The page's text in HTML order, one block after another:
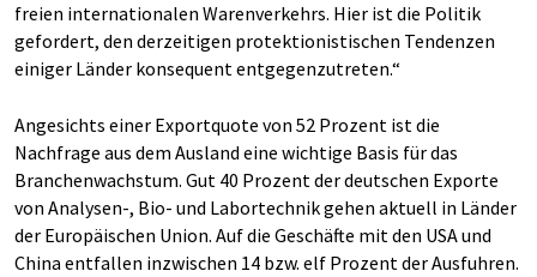
freien internationalen Warenverkehrs. Hier ist die Politik
gefordert, den derzeitigen protektionistischen Tendenzen
einiger Länder konsequent entgegenzutreten.“
Angesichts einer Exportquote von 52 Prozent ist die
Nachfrage aus dem Ausland eine wichtige Basis für das
Branchenwachstum. Gut 40 Prozent der deutschen Exporte
von Analysen-, Bio- und Labortechnik gehen aktuell in Länder
der Europäischen Union. Auf die Geschäfte mit den USA und
China entfallen inzwischen 14 bzw. elf Prozent der Ausfuhren.